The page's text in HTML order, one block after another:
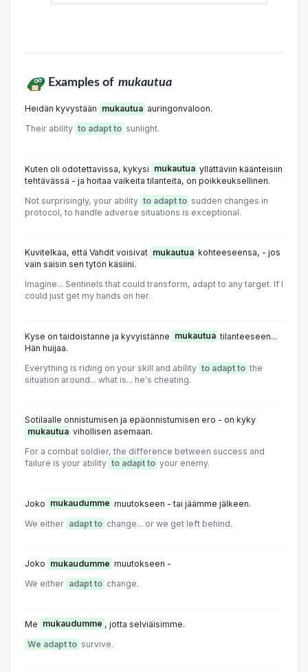
Examples of mukautua
Heidän kyvystään mukautua auringonvaloon.
Their ability to adapt to sunlight.
Kuten oli odotettavissa, kykysi mukautua yllättäviin käänteisiin
tehtävässä - ja hoitaa vaikeita tilanteita, on poikkeuksellinen.
Not surprisingly, your ability to adapt to sudden changes in
protocol, to handle adverse situations is exceptional.
Kuvitelkaa, että Vahdit voisivat mukautua kohteeseensa, - jos
vain saisin sen tytön käsiini.
Imagine... Sentinels that could transform, adapt to any target. If I
could just get my hands on her.
Kyse on taidoistanne ja kyvyistänne mukautua tilanteeseen...
Hän huijaa.
Everything is riding on your skill and ability to adapt to the
situation around... what is... he's cheating.
Sotilaalle onnistumisen ja epäonnistumisen ero - on kyky
mukautua vihollisen asemaan.
For a combat soldier, the difference between success and
failure is your ability to adapt to your enemy.
Joko mukaudumme muutokseen - tai jäämme jälkeen.
We either adapt to change... or we get left behind.
Joko mukaudumme muutokseen -
We either adapt to change.
Me mukaudumme , jotta selviäisimme.
We adapt to survive.